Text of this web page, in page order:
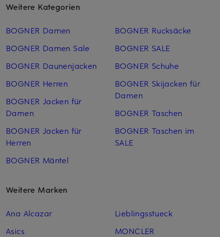
Weitere Kategorien
BOGNER Damen
BOGNER Damen Sale
BOGNER Daunenjacken
BOGNER Herren
BOGNER Jacken für
Damen
BOGNER Jacken für
Herren
BOGNER Mäntel
BOGNER Rucksäcke
BOGNER SALE
BOGNER Schuhe
BOGNER Skijacken für
Damen
BOGNER Taschen
BOGNER Taschen im
SALE
Weitere Marken
Ana Alcazar
Asics
Lieblingsstueck
MONCLER